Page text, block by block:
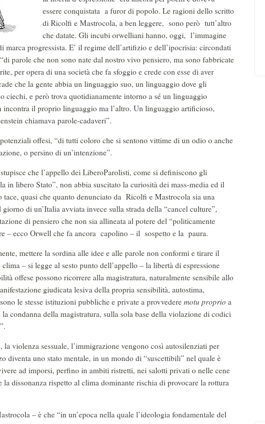
essere conquistata a furor di popolo. Le ragioni dello scritto
di Ricolfi e Mastrocola, a ben leggere, sono però tutt’altro
che datate. Gli incubi orwelliani hanno, oggi, l’immagine
progressista. E’ il regime dell’artifizio e dell’ipocrisia: circondati
parole che non sono nate dal nostro vivo pensiero, ma sono fabbricate
per opera di una società che fa sfoggio e crede con esse di aver
che la gente abbia un linguaggio suo, un linguaggio dove gli
ciechi, e però trova quotidianamente intorno a sé un linguaggio
incontra il proprio linguaggio ma l’altro. Un linguaggio artificioso,
chiamava parole-cadaveri”.
offesi, “di tutti coloro che si sentono vittime di un odio o anche
o persino di un’intenzione”.
che l’appello dei LiberoParolisti, come si definiscono gli
in libero Stato”, non abbia suscitato la curiosità dei mass-media ed il
tace, quasi che quanto denunciato da Ricolfi e Mastrocola sia una
di un’Italia avviata invece sulla strada della “cancel culture”,
di pensiero che non sia allineata al potere del “politicamente
– ecco Orwell che fa ancora capolino – il sospetto e la paura.
mettere la sordina alle idee e alle parole non conformi e tirare il
– si legge al sesto punto dell’appello – la libertà di espressione
offese possono ricorrere alla magistratura, naturalmente sensibile allo
giudicata lesiva della propria sensibilità, autostima,
le stesse istituzioni pubbliche e private a provvedere motu proprio a
la condanna della magistratura, sulla sola base della violazione di codici
violenza sessuale, l’immigrazione vengono così autosilenziati per
diventa uno stato mentale, in un mondo di “suscettibili” nel quale è
ad imporsi, perfino in ambiti ristretti, nei salotti privati o nelle cene
dissonanza rispetto al clima dominante rischia di provocare la rottura
– è che “in un’epoca nella quale l’ideologia fondamentale del